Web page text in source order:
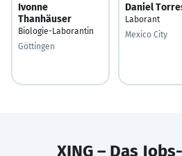
Ivonne
Thanhäuser
Biologie-Laborantin
Göttingen
Daniel
Laborant
Mexico City
XING – Das